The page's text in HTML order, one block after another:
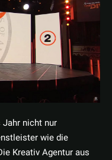
nicht nur
wie die
Kreativ Agentur aus